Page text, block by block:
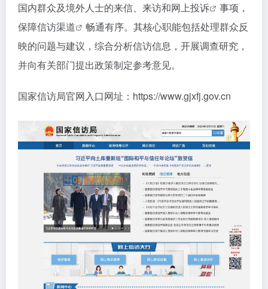
国内群众及境外人士的来信、来访和网上投诉
事项，
保障信访渠道
畅通有序。其核心职能包括处理群众反
映的问题与建议，综合分析信访信息，开展调查研究，
并向有关部门提出政策制定参考意见。
国家信访局官网入口网址：https://www.gjxfj.gov.cn